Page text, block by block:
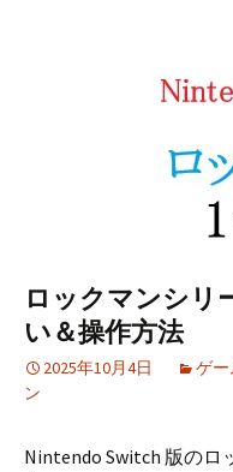
ロックマンシリ
い＆操作方法
2025年10月4日 ゲー
ン
Nintendo Switch 版のロ